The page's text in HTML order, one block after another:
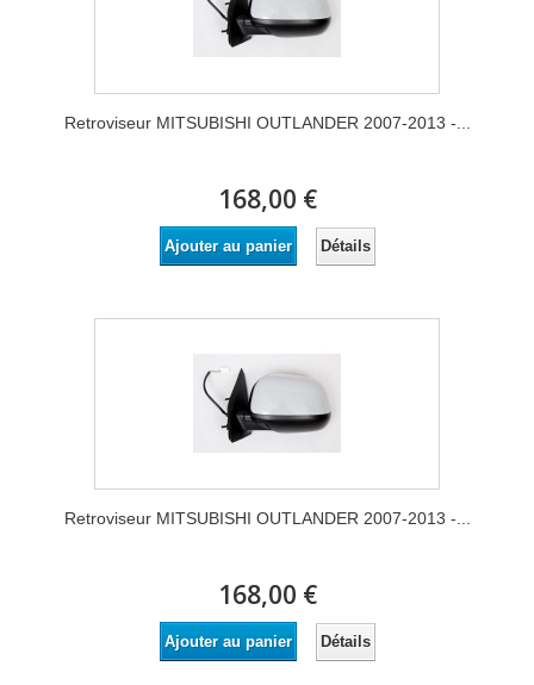
Retroviseur MITSUBISHI OUTLANDER 2007-2013 -...
168,00 €
Ajouter au panier Détails
Retroviseur MITSUBISHI OUTLANDER 2007-2013 -...
168,00 €
Ajouter au panier Détails